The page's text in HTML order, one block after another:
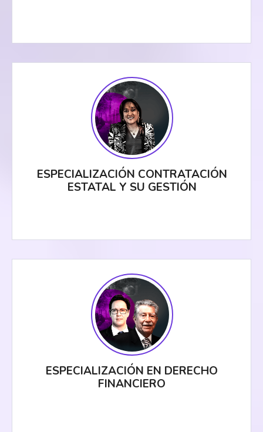
ESPECIALIZACIÓN CONTRATACIÓN
ESTATAL Y SU GESTIÓN
ESPECIALIZACIÓN EN DERECHO
FINANCIERO